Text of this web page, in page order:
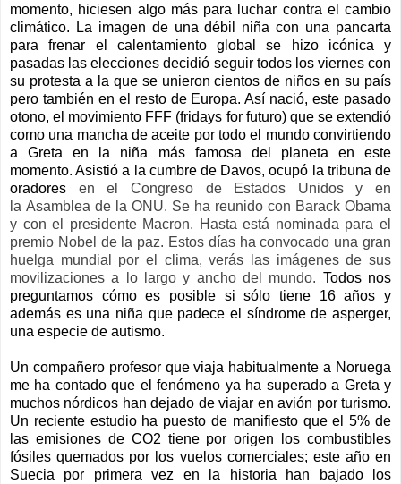
momento, hiciesen algo más para luchar contra el cambio
climático. La imagen de una débil niña con una pancarta
para frenar el calentamiento global se hizo icónica y
pasadas las elecciones decidió seguir todos los viernes con
su protesta a la que se unieron cientos de niños en su país
pero también en el resto de Europa. Así nació, este pasado
otono, el movimiento FFF (fridays for futuro) que se extendió
como una mancha de aceite por todo el mundo convirtiendo
a Greta en la niña más famosa del planeta en este
momento. Asistió a la cumbre de Davos, ocupó la tribuna de
oradores en el Congreso de Estados Unidos y en
la Asamblea de la ONU. Se ha reunido con Barack Obama
y con el presidente Macron. Hasta está nominada para el
premio Nobel de la paz. Estos días ha convocado una gran
huelga mundial por el clima, verás las imágenes de sus
movilizaciones a lo largo y ancho del mundo. Todos nos
preguntamos cómo es posible si sólo tiene 16 años y
además es una niña que padece el síndrome de asperger,
una especie de autismo.
Un compañero profesor que viaja habitualmente a Noruega
me ha contado que el fenómeno ya ha superado a Greta y
muchos nórdicos han dejado de viajar en avión por turismo.
Un reciente estudio ha puesto de manifiesto que el 5% de
las emisiones de CO2 tiene por origen los combustibles
fósiles quemados por los vuelos comerciales; este año en
Suecia por primera vez en la historia han bajado los